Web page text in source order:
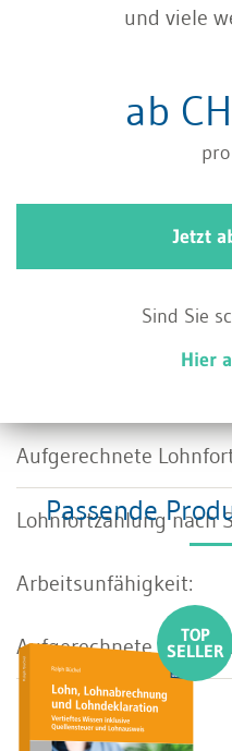
und viele
ab
Jetzt
Sind Sie
Hier
Passende